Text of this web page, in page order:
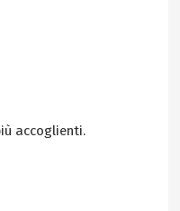
accoglienti.